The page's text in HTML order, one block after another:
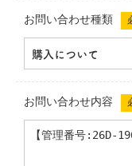
お問い合わせ種類
お問い合わせ内容